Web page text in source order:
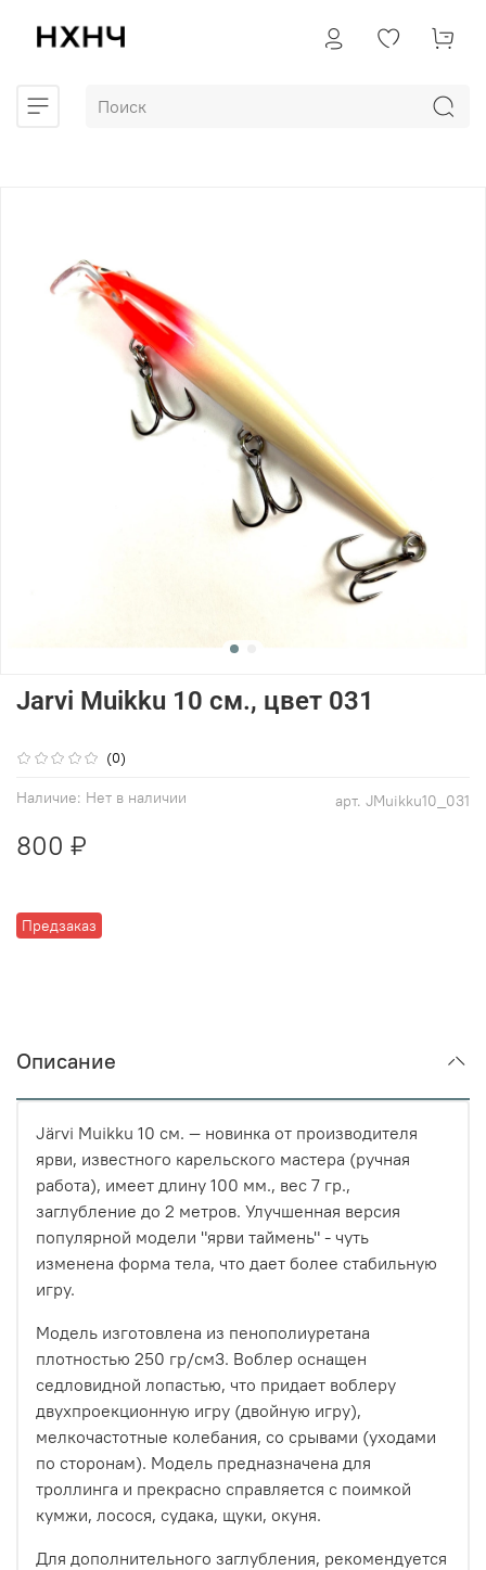
(0)
арт. JMuikku10_031
Наличие: Нет в наличии
Предзаказ
Jarvi Muikku 10 см., цвет 031
800 ₽
Описание
Järvi Muikku 10 см. — новинка от производителя
ярви, известного карельского мастера (ручная
работа), имеет длину 100 мм., вес 7 гр.,
заглубление до 2 метров. Улучшенная версия
популярной модели "ярви таймень" - чуть
изменена форма тела, что дает более стабильную
игру.
Модель изготовлена из пенополиуретана
плотностью 250 гр/см3. Воблер оснащен
седловидной лопастью, что придает воблеру
двухпроекционную игру (двойную игру),
мелкочастотные колебания, со срывами (уходами
по сторонам). Модель предназначена для
троллинга и прекрасно справляется с поимкой
кумжи, лосося, судака, щуки, окуня.
Для дополнительного заглубления, рекомендуется